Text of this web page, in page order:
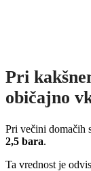
Pri
običajno
Pri večini domačih
2,5 bara.
Ta vrednost je